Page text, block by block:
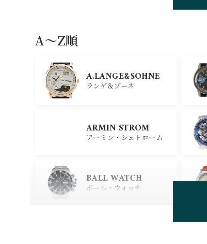
X
ジラール・ペルゴ
カルティエ
グラスヒュッテ・オリジナ
ル
A〜Z順
A.LANGE&SOHNE
ランゲ＆ゾーネ
ARMIN STROM
アーミン・シュトローム
BALL WATCH
ボール・ウォッチ